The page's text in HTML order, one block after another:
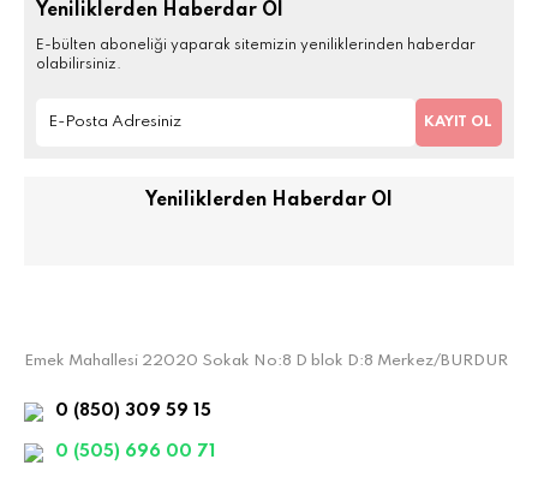
Yeniliklerden Haberdar Ol
E-bülten aboneliği yaparak sitemizin yeniliklerinden haberdar
olabilirsiniz.
KAYIT OL
Yeniliklerden Haberdar Ol
Emek Mahallesi 22020 Sokak No:8 D blok D:8 Merkez/BURDUR
0 (850) 309 59 15
0 (505) 696 00 71